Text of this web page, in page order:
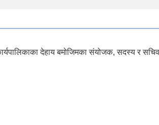
देहाय बमोजिमका संयोजक, सदस्य र